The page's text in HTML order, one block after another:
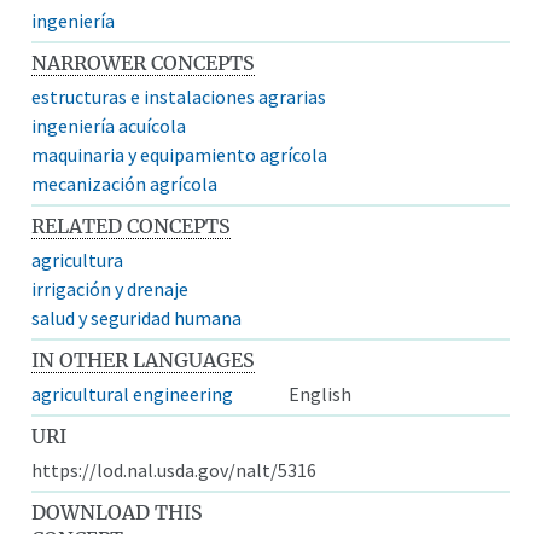
ingeniería
NARROWER CONCEPTS
estructuras e instalaciones agrarias
ingeniería acuícola
maquinaria y equipamiento agrícola
mecanización agrícola
RELATED CONCEPTS
agricultura
irrigación y drenaje
salud y seguridad humana
IN OTHER LANGUAGES
agricultural engineering
English
URI
https://lod.nal.usda.gov/nalt/5316
DOWNLOAD THIS